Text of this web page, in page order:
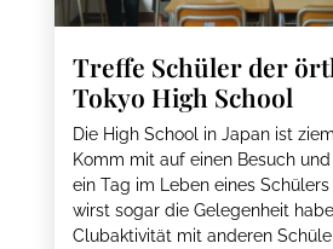
Treffe Schüler der
Tokyo High School
Die High School in Japan ist
Komm mit auf einen Besuch
ein Tag im Leben eines Schülers
wirst sogar die Gelegenheit
Clubaktivität mit anderen